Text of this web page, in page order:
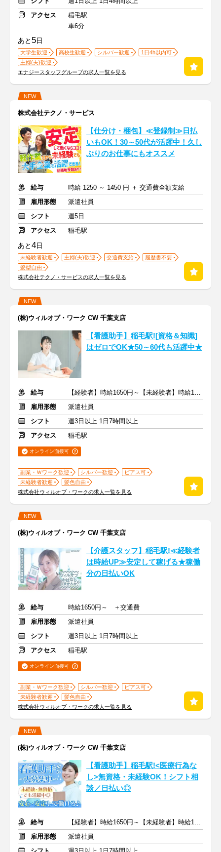
アクセス
稲毛駅
車6分
あと 5日
大学生歓迎 高校生歓迎 シルバー歓迎
1日4h以内可
主婦(夫)歓迎
エナジースタッフグループの求人一覧を見る
NEW
株式会社テクノ・サービス
【仕分け・梱包】≪登録制≫日払
いもOK！30～50代が活躍中！久し
ぶりのお仕事にもオススメ
給与
時給 1250 ～ 1450 円 ＋ 交通費全額支給
雇用形態
派遣社員
シフト
週5日
アクセス
稲毛駅
あと4日
未経験者歓迎 主婦(夫)歓迎 交通費支給
履歴書不要
髪型自由
株式会社テクノ・サービスの求人一覧を見る
NEW
(株)ウィルオブ・ワーク CW 千葉支店
【看護助手】稲毛駅![資格＆知識]
はゼロでOK★50～60代も活躍中★
給与
【経験者】時給1650円～【未経験者】時給1500円～ ＋交通費
雇用形態
派遣社員
シフト
週3日以上 1日7時間以上
アクセス
稲毛駅
オンライン面接可
副業・Ｗワーク歓迎 シルバー歓迎
ピアス可
未経験者歓迎
髪色自由
株式会社ウィルオブ・ワークの求人一覧を見る
NEW
(株)ウィルオブ・ワーク CW 千葉支店
【介護スタッフ】稲毛駅!≪経験者
は時給UP≫安定して稼げる★稼働
分の日払いOK
給与
時給1650円～ ＋交通費
雇用形態
派遣社員
シフト
週3日以上 1日7時間以上
アクセス
稲毛駅
オンライン面接可
副業・Ｗワーク歓迎 シルバー歓迎
ピアス可
未経験者歓迎
髪色自由
株式会社ウィルオブ・ワークの求人一覧を見る
NEW
(株)ウィルオブ・ワーク CW 千葉支店
【看護助手】稲毛駅!<医療行為な
し>無資格・未経験OK！シフト相
談／日払い◎
給与
【経験者】時給1650円～【未経験者】時給1500円～ ＋交通費
雇用形態
派遣社員